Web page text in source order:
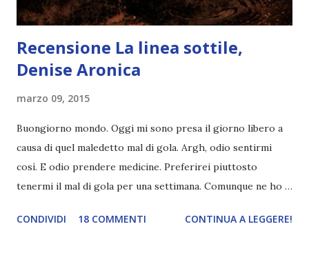
Recensione La linea sottile,
Denise Aronica
marzo 09, 2015
Buongiorno mondo. Oggi mi sono presa il giorno libero a
causa di quel maledetto mal di gola. Argh, odio sentirmi
così. E odio prendere medicine. Preferirei piuttosto
tenermi il mal di gola per una settimana. Comunque ne ho
pubblico una da tempi immemori. Mi raccomando, fatemi
CONDIVIDI 18 COMMENTI CONTINUA A LEGGERE!